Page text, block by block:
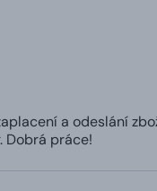
a odeslání
Dobrá práce!